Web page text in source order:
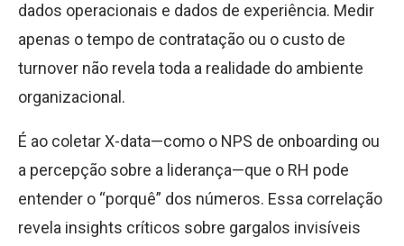
dados operacionais e dados de experiência. Medir
apenas o tempo de contratação ou o custo de
turnover não revela toda a realidade do ambiente
organizacional.
É ao coletar X-data—como o NPS de onboarding ou
a percepção sobre a liderança—que o RH pode
entender o “porquê” dos números. Essa correlação
revela insights críticos sobre gargalos invisíveis